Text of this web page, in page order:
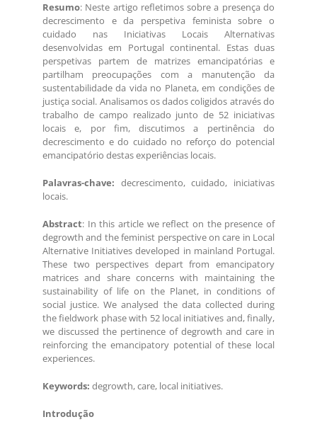
Resumo: Neste artigo refletimos sobre a presença do
decrescimento e da perspetiva feminista sobre o
cuidado nas Iniciativas Locais Alternativas
desenvolvidas em Portugal continental. Estas duas
perspetivas partem de matrizes emancipatórias e
partilham preocupações com a manutenção da
sustentabilidade da vida no Planeta, em condições de
justiça social. Analisamos os dados coligidos através do
trabalho de campo realizado junto de 52 iniciativas
locais e, por fim, discutimos a pertinência do
decrescimento e do cuidado no reforço do potencial
emancipatório destas experiências locais.
Palavras-chave: decrescimento, cuidado, iniciativas
locais.
Abstract: In this article we reflect on the presence of
degrowth and the feminist perspective on care in Local
Alternative Initiatives developed in mainland Portugal.
These two perspectives depart from emancipatory
matrices and share concerns with maintaining the
sustainability of life on the Planet, in conditions of
social justice. We analysed the data collected during
the fieldwork phase with 52 local initiatives and, finally,
we discussed the pertinence of degrowth and care in
reinforcing the emancipatory potential of these local
experiences.
Keywords: degrowth, care, local initiatives.
Introdução